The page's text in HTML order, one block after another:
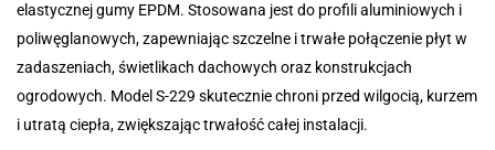
elastycznej gumy EPDM. Stosowana jest do profili aluminiowych i
poliwęglanowych, zapewniając szczelne i trwałe połączenie płyt w
zadaszeniach, świetlikach dachowych oraz konstrukcjach
ogrodowych. Model S-229 skutecznie chroni przed wilgocią, kurzem
i utratą ciepła, zwiększając trwałość całej instalacji.